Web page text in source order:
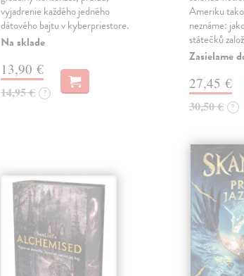
vyjadrenie každého jedného
dátového bajtu v kyberpriestore.
Na sklade
13,90 €
14,95 € ?
Ameriku
neznáme:
státečků
Zasielame
27,45 €
30,50 € ?